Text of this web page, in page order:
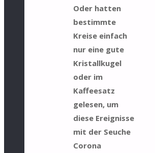
Oder hatten
bestimmte
Kreise einfach
nur eine gute
Kristallkugel
oder im
Kaffeesatz
gelesen, um
diese Ereignisse
mit der Seuche
Corona